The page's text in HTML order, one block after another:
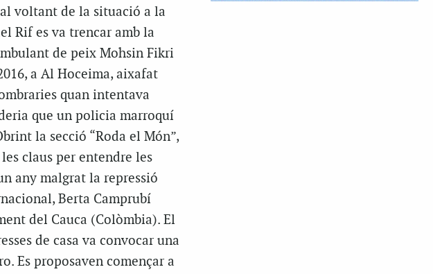
voltant de la situació a la
Rif es va trencar amb la
de peix Mohsin Fikri
a Al Hoceima, aixafat
quan intentava
que un policia marroquí
la secció “Roda el Món”,
claus per entendre les
any malgrat la repressió
Berta Camprubí
del Cauca (Colòmbia). El
de casa va convocar una
Es proposaven començar a